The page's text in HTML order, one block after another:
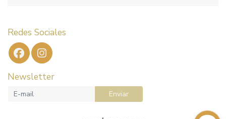
Redes Sociales
Newsletter
Enviar